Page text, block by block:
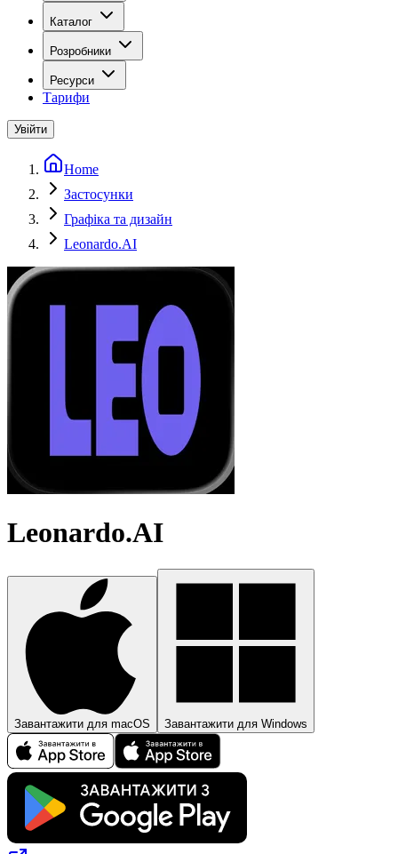
Каталог
Розробники
Ресурси
Тарифи
Увійти
Home
Застосунки
Графіка та дизайн
Leonardo.AI
Leonardo.AI
Завантажити для macOS Завантажити для Windows